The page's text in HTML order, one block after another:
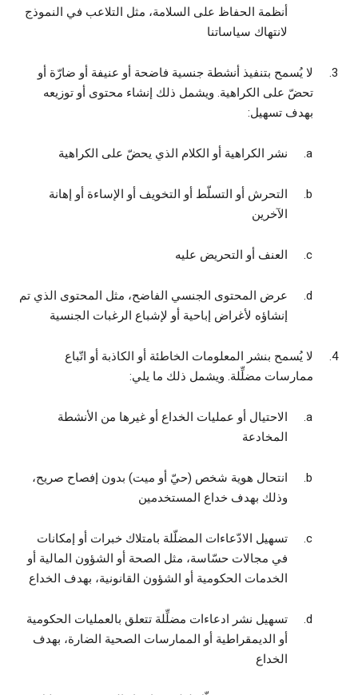
أنظمة الحفاظ على السلامة، مثل التلاعب في النموذج
لانتهاك سياساتنا
لا يُسمح بتنفيذ أنشطة جنسية فاضحة أو عنيفة أو ضارّة أو
تحضّ على الكراهية. ويشمل ذلك إنشاء محتوى أو توزيعه
بهدف تسهيل:
نشر الكراهية أو الكلام الذي يحضّ على الكراهية
التحرش أو التسلّط أو التخويف أو الإساءة أو إهانة
الآخرين
العنف أو التحريض عليه
عرض المحتوى الجنسي الفاضح، مثل المحتوى الذي تم
إنشاؤه لأغراض إباحية أو لإشباع الرغبات الجنسية
لا يُسمح بنشر المعلومات الخاطئة أو الكاذبة أو اتّباع
ممارسات مضلِّلة. ويشمل ذلك ما يلي:
الاحتيال أو عمليات الخداع أو غيرها من الأنشطة
المخادعة
انتحال هوية شخص (حيّ أو ميت) بدون إفصاح صريح،
وذلك بهدف خداع المستخدمين
تسهيل الادّعاءات المضلّلة بامتلاك خبرات أو إمكانات
في مجالات حسّاسة، مثل الصحة أو الشؤون المالية أو
الخدمات الحكومية أو الشؤون القانونية، بهدف الخداع
تسهيل نشر ادعاءات مضلِّلة تتعلق بالعمليات الحكومية
أو الديمقراطية أو الممارسات الصحية الضارة، بهدف
الخداع